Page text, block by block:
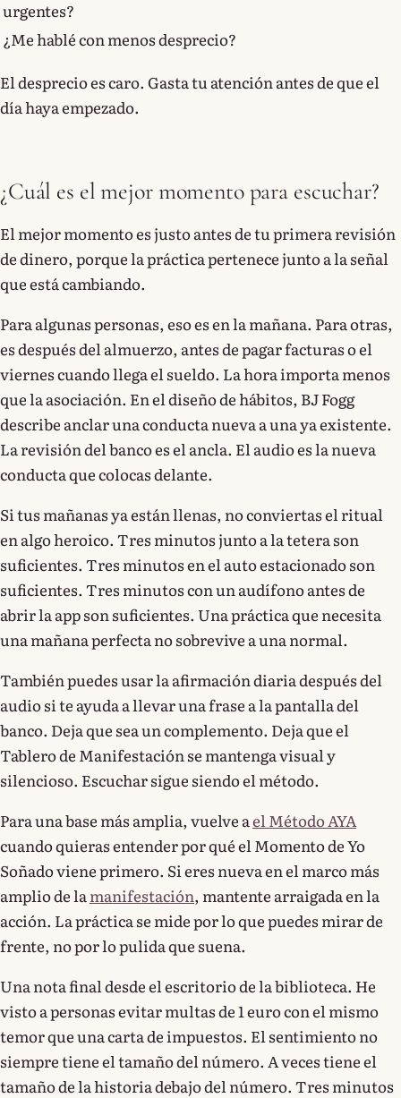
urgentes?
¿Me hablé con menos desprecio?
El desprecio es caro. Gasta tu atención antes de que el
día haya empezado.
¿Cuál es el mejor momento para escuchar?
El mejor momento es justo antes de tu primera revisión
de dinero, porque la práctica pertenece junto a la señal
que está cambiando.
Para algunas personas, eso es en la mañana. Para otras,
es después del almuerzo, antes de pagar facturas o el
viernes cuando llega el sueldo. La hora importa menos
que la asociación. En el diseño de hábitos, BJ Fogg
describe anclar una conducta nueva a una ya existente.
La revisión del banco es el ancla. El audio es la nueva
conducta que colocas delante.
Si tus mañanas ya están llenas, no conviertas el ritual
en algo heroico. Tres minutos junto a la tetera son
suficientes. Tres minutos en el auto estacionado son
suficientes. Tres minutos con un audífono antes de
abrir la app son suficientes. Una práctica que necesita
una mañana perfecta no sobrevive a una normal.
También puedes usar la afirmación diaria después del
audio si te ayuda a llevar una frase a la pantalla del
banco. Deja que sea un complemento. Deja que el
Tablero de Manifestación se mantenga visual y
silencioso. Escuchar sigue siendo el método.
Para una base más amplia, vuelve ael Método AYA
cuando quieras entender por qué el Momento de Yo
Soñado viene primero. Si eres nueva en el marco más
amplio de la manifestación, mantente arraigada en la
acción. La práctica se mide por lo que puedes mirar de
frente, no por lo pulida que suena.
Una nota final desde el escritorio de la biblioteca. He
visto a personas evitar multas de 1 euro con el mismo
temor que una carta de impuestos. El sentimiento no
siempre tiene el tamaño del número. A veces tiene el
tamaño de la historia debajo del número. Tres minutos